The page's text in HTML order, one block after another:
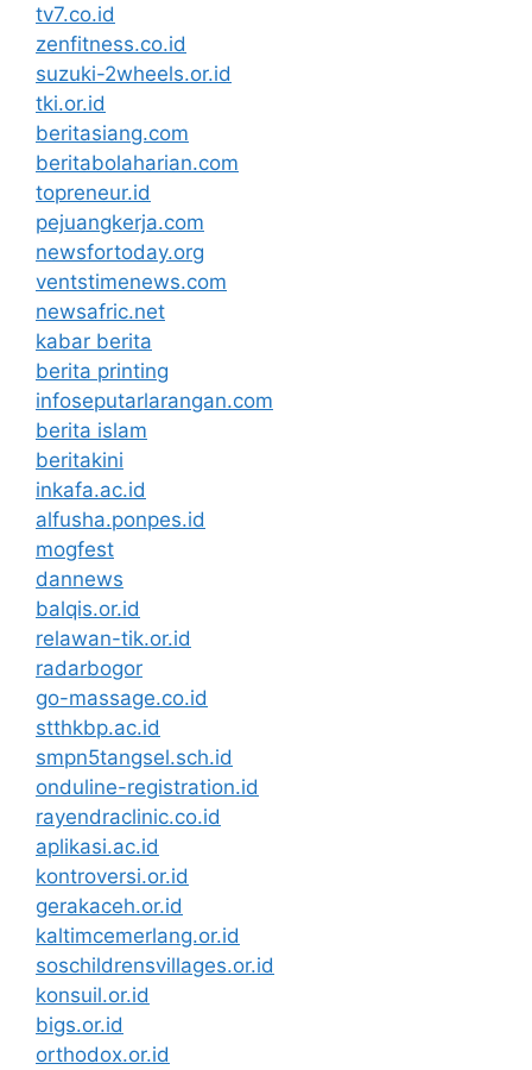
tv7.co.id
zenfitness.co.id
suzuki-2wheels.or.id
tki.or.id
beritasiang.com
beritabolaharian.com
topreneur.id
pejuangkerja.com
newsfortoday.org
ventstimenews.com
newsafric.net
kabar berita
berita printing
infoseputarlarangan.com
berita islam
beritakini
inkafa.ac.id
alfusha.ponpes.id
mogfest
dannews
balqis.or.id
relawan-tik.or.id
radarbogor
go-massage.co.id
stthkbp.ac.id
smpn5tangsel.sch.id
onduline-registration.id
rayendraclinic.co.id
aplikasi.ac.id
kontroversi.or.id
gerakaceh.or.id
kaltimcemerlang.or.id
soschildrensvillages.or.id
konsuil.or.id
bigs.or.id
orthodox.or.id